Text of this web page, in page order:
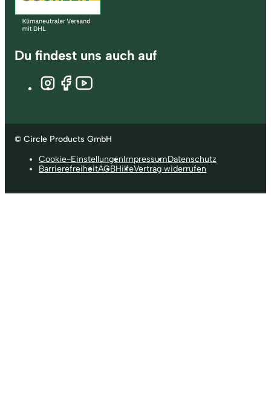
Du findest uns auch auf
© Circle Products GmbH
Cookie-EinstellungenImpressumDatenschutz
BarrierefreiheitAGBHilfeVertrag widerrufen